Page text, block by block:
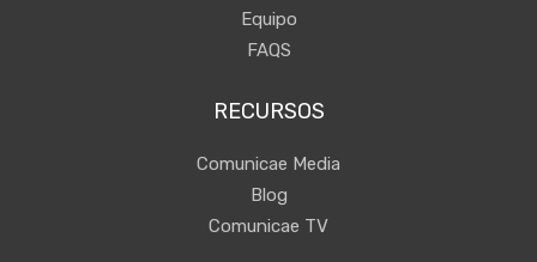
Equipo
FAQS
RECURSOS
Comunicae Media
Blog
Comunicae TV